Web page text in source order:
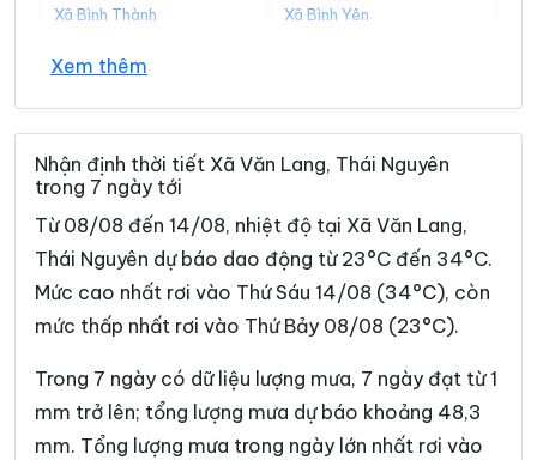
Xã Bình Thành Xã Bình Yên
Xã Cẩm Giàng
Xã Chợ Đồn Xã Chợ Mới
Xã Chợ Rã Xã Côn Minh
Xã Cường Lợi
Xã Đại Từ Xã Dân Tiến
Xã Điềm Thụy Xã Định Hóa
Xã Đồng Hỷ Xã Đồng Phúc
Xã Đức Lương Xã Hiệp Lực
Xã Hợp Thành Xã Kha Sơn
Xem thêm
Nhận định thời tiết Xã Văn Lang, Thái Nguyên
trong 7 ngày tới
Từ 08/08 đến 14/08, nhiệt độ tại Xã Văn Lang,
Thái Nguyên dự báo dao động từ 23°C đến 34°C.
Mức cao nhất rơi vào Thứ Sáu 14/08 (34°C), còn
mức thấp nhất rơi vào Thứ Bảy 08/08 (23°C).
Trong 7 ngày có dữ liệu lượng mưa, 7 ngày đạt từ 1
mm trở lên; tổng lượng mưa dự báo khoảng 48,3
mm. Tổng lượng mưa trong ngày lớn nhất rơi vào